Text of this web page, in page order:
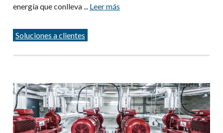
energía que conlleva ... Leer más
Categorías
Soluciones a clientes